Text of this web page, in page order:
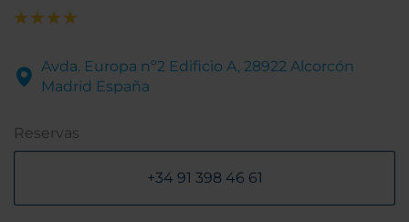
Avda. Europa nº2 Edificio A, 28922 Alcorcón
Madrid España
Reservas
+34 91 398 46 61